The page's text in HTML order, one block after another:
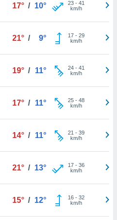
17° / 10° 23- 41
km/h
21° / 9° 17- 29
km/h
19° / 11° 24- 41
km/h
17° / 11° 25- 48
km/h
14° / 11° 21 - 39
km/h
21° / 13° 17- 36
km/h
15° / 12° 16- 32
km/h